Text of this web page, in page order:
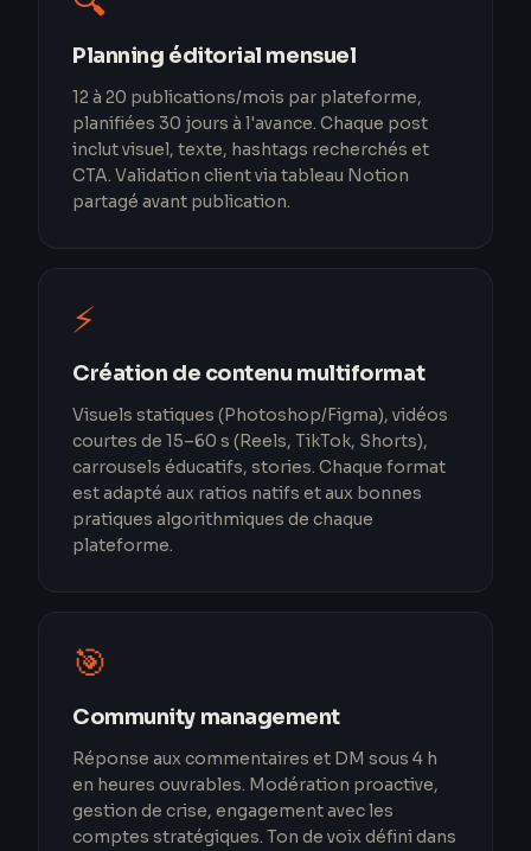
Planning éditorial mensuel
12 à 20 publications/mois par plateforme,
planifiées 30 jours à l'avance. Chaque post
inclut visuel, texte, hashtags recherchés et
CTA. Validation client via tableau Notion
partagé avant publication.
⚡
Création de contenu multiformat
Visuels statiques (Photoshop/Figma), vidéos
courtes de 15–60 s (Reels, TikTok, Shorts),
carrousels éducatifs, stories. Chaque format
est adapté aux ratios natifs et aux bonnes
pratiques algorithmiques de chaque
plateforme.
🎯
Community management
Réponse aux commentaires et DM sous 4 h
en heures ouvrables. Modération proactive,
gestion de crise, engagement avec les
comptes stratégiques. Ton de voix défini dans